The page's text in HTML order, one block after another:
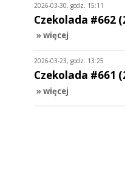
2026-03-30, godz. 15:11
Czekolada #662
» więcej
2026-03-23, godz. 13:25
Czekolada #661
» więcej